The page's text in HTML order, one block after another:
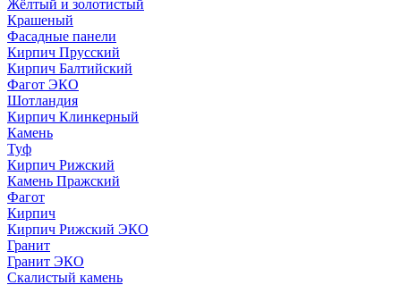
Жёлтый и золотистый
Крашеный
Фасадные панели
Кирпич Прусский
Кирпич Балтийский
Фагот ЭКО
Шотландия
Кирпич Клинкерный
Камень
Туф
Кирпич Рижский
Камень Пражский
Фагот
Кирпич
Кирпич Рижский ЭКО
Гранит
Гранит ЭКО
Скалистый камень